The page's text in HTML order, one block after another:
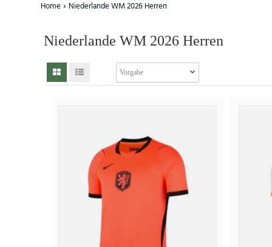
Home Niederlande WM 2026 Herren
Niederlande WM 2026 Herren